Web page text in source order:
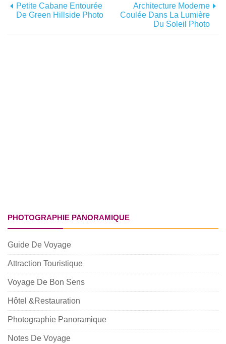
Petite Cabane Entourée
De Green Hillside Photo
Architecture Moderne
Coulée Dans La Lumière
Du Soleil Photo
PHOTOGRAPHIE PANORAMIQUE
Guide De Voyage
Attraction Touristique
Voyage De Bon Sens
Hôtel &Restauration
Photographie Panoramique
Notes De Voyage